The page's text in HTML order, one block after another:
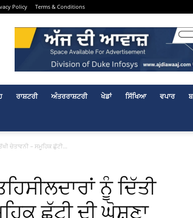
Policy Terms & Conditions
ਰਾਸ਼ਟਰੀ ਅੰਤਰਰਾਸ਼ਟਰੀ ਖੇਡਾਂ ਸਿੱਖਿਆ ਵਪਾਰ
ਚੇਤਾਵਨੀ – ਸਮੂਹਿਕ ਛੁੱਟੀ...
ਨੂੰ ਦਿੱਤੀ
ਛੁੱਟੀ ਦੀ ਘੋਸ਼ਣਾ